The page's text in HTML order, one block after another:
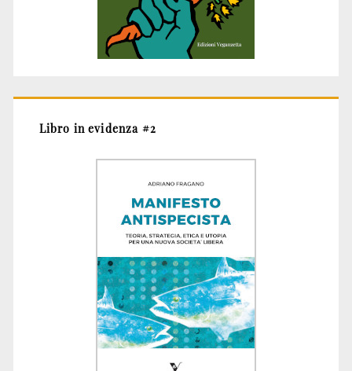
Libro in evidenza #2